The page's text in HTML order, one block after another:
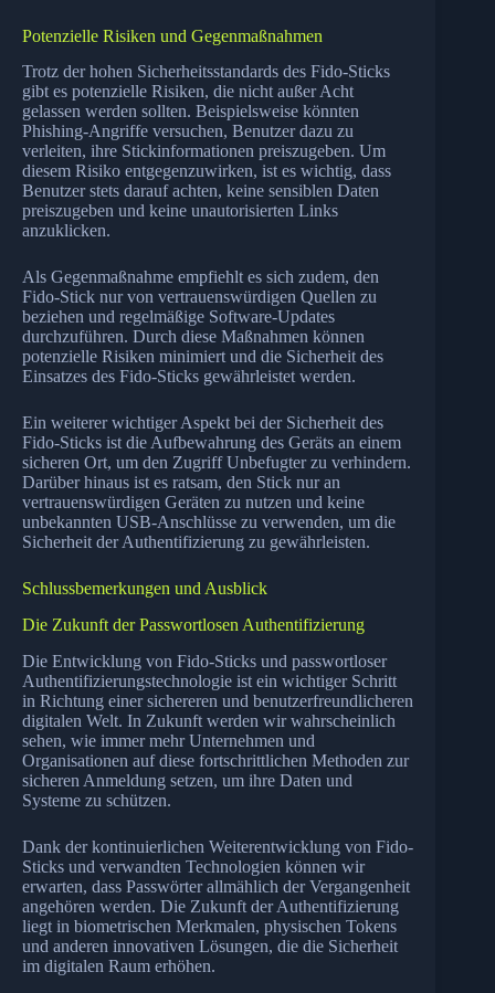
Potenzielle Risiken und Gegenmaßnahmen
Trotz der hohen Sicherheitsstandards des Fido-Sticks
gibt es potenzielle Risiken, die nicht außer Acht
gelassen werden sollten. Beispielsweise könnten
Phishing-Angriffe versuchen, Benutzer dazu zu
verleiten, ihre Stickinformationen preiszugeben. Um
diesem Risiko entgegenzuwirken, ist es wichtig, dass
Benutzer stets darauf achten, keine sensiblen Daten
preiszugeben und keine unautorisierten Links
anzuklicken.
Als Gegenmaßnahme empfiehlt es sich zudem, den
Fido-Stick nur von vertrauenswürdigen Quellen zu
beziehen und regelmäßige Software-Updates
durchzuführen. Durch diese Maßnahmen können
potenzielle Risiken minimiert und die Sicherheit des
Einsatzes des Fido-Sticks gewährleistet werden.
Ein weiterer wichtiger Aspekt bei der Sicherheit des
Fido-Sticks ist die Aufbewahrung des Geräts an einem
sicheren Ort, um den Zugriff Unbefugter zu verhindern.
Darüber hinaus ist es ratsam, den Stick nur an
vertrauenswürdigen Geräten zu nutzen und keine
unbekannten USB-Anschlüsse zu verwenden, um die
Sicherheit der Authentifizierung zu gewährleisten.
Schlussbemerkungen und Ausblick
Die Zukunft der Passwortlosen Authentifizierung
Die Entwicklung von Fido-Sticks und passwortloser
Authentifizierungstechnologie ist ein wichtiger Schritt
in Richtung einer sichereren und benutzerfreundlicheren
digitalen Welt. In Zukunft werden wir wahrscheinlich
sehen, wie immer mehr Unternehmen und
Organisationen auf diese fortschrittlichen Methoden zur
sicheren Anmeldung setzen, um ihre Daten und
Systeme zu schützen.
Dank der kontinuierlichen Weiterentwicklung von Fido-
Sticks und verwandten Technologien können wir
erwarten, dass Passwörter allmählich der Vergangenheit
angehören werden. Die Zukunft der Authentifizierung
liegt in biometrischen Merkmalen, physischen Tokens
und anderen innovativen Lösungen, die die Sicherheit
im digitalen Raum erhöhen.